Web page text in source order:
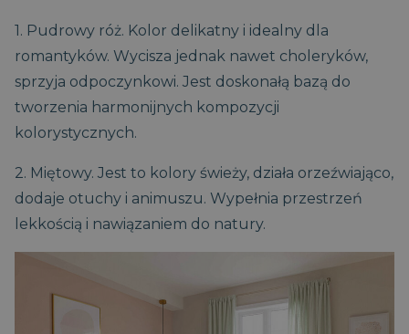
1. Pudrowy róż. Kolor delikatny i idealny dla
romantyków. Wycisza jednak nawet choleryków,
sprzyja odpoczynkowi. Jest doskonałą bazą do
tworzenia harmonijnych kompozycji
kolorystycznych.
2. Miętowy. Jest to kolory świeży, działa orzeźwiająco,
dodaje otuchy i animuszu. Wypełnia przestrzeń
lekkością i nawiązaniem do natury.